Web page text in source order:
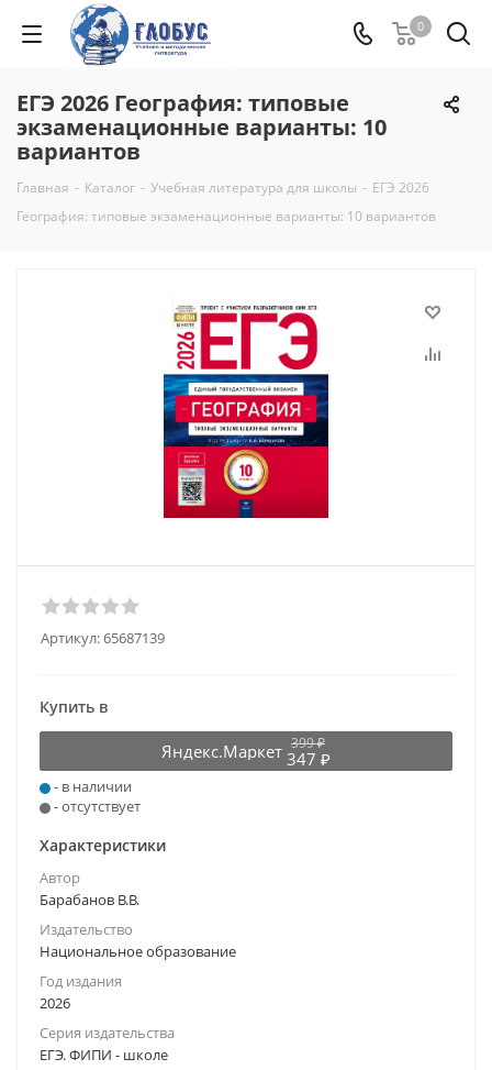
0
ЕГЭ 2026 География: типовые
экзаменационные варианты: 10
вариантов
Главная - Каталог - Учебная литература для школы - ЕГЭ 2026
География: типовые экзаменационные варианты: 10 вариантов
Артикул:65687139
Купить в
Яндекс.Маркет 399 ₽
347 ₽
- в наличии
- отсутствует
Характеристики
Автор
Барабанов В.В.
Издательство
Национальное образование
Год издания
2026
Серия издательства
ЕГЭ. ФИПИ - школе